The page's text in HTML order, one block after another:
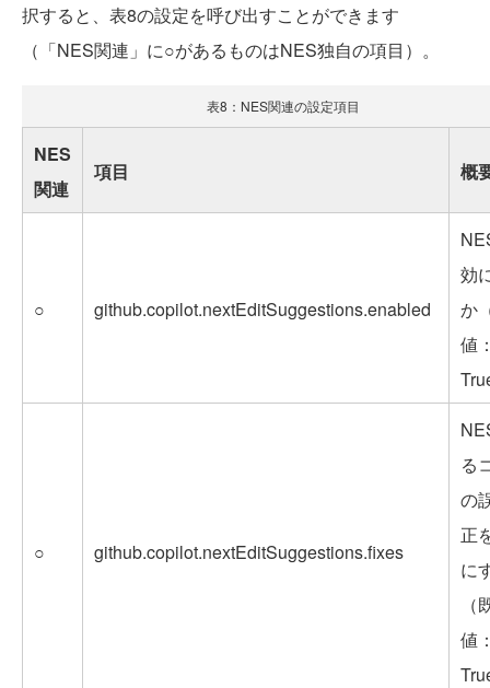
択すると、表8の設定を呼び出すことができます
（「NES関連」に○があるものはNES独自の項目）。
表8：NES関連の設定項目
NES
関連
項目 概
○ github.copilot.nextEditSuggestions.enabled
効
か
値
○ github.copilot.nextEditSuggestions.fixes
る
の
正
に
（
値